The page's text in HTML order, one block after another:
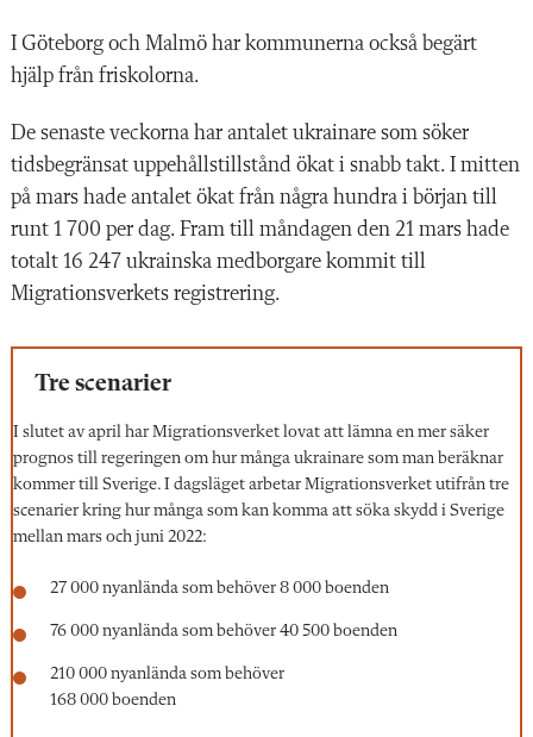
I Göteborg och Malmö har kommunerna också begärt
hjälp från friskolorna.
De senaste veckorna har antalet ukrainare som söker
tidsbegränsat uppehållstillstånd ökat i snabb takt. I mitten
på mars hade antalet ökat från några hundra i början till
runt 1 700 per dag. Fram till måndagen den 21 mars hade
totalt 16 247 ukrainska medborgare kommit till
Migrationsverkets registrering.
Tre scenarier
I slutet av april har Migrationsverket lovat att lämna en mer säker
prognos till regeringen om hur många ukrainare som man beräknar
kommer till Sverige. I dagsläget arbetar Migrationsverket utifrån tre
scenarier kring hur många som kan komma att söka skydd i Sverige
mellan mars och juni 2022:
27 000 nyanlända som behöver 8 000 boenden
76 000 nyanlända som behöver 40 500 boenden
210 000 nyanlända som behöver
168 000 boenden